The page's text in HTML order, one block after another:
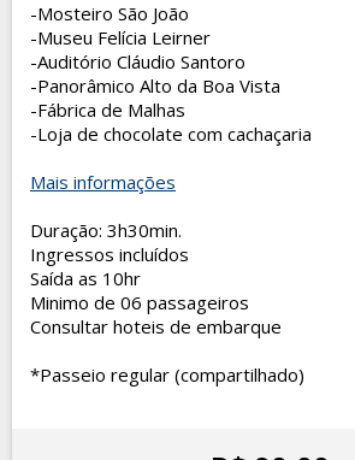
-Mosteiro São João
-Museu Felícia Leirner
-Auditório Cláudio Santoro
-Panorâmico Alto da Boa Vista
-Fábrica de Malhas
-Loja de chocolate com cachaçaria
Mais informações
Duração: 3h30min.
Ingressos incluídos
Saída as 10hr
Minimo de 06 passageiros
Consultar hoteis de embarque
*Passeio regular (compartilhado)